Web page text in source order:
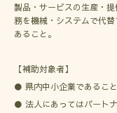
製品・サービスの生産・
務を機械・システムで代
あること。
【補助対象者】
● 県内中小企業であること
● 法人にあってはパート